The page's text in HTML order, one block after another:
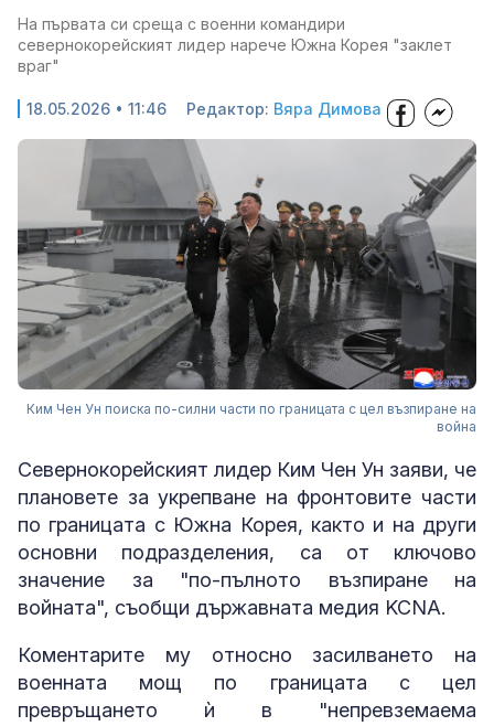
На първата си среща с военни командири
севернокорейският лидер нарече Южна Корея "заклет
враг"
18.05.2026 • 11:46 Редактор: Вяра Димова
Ким Чен Ун поиска по-силни части по границата с цел възпиране на
война
Севернокорейският лидер Ким Чен Ун заяви, че
плановете за укрепване на фронтовите части
по границата с Южна Корея, както и на други
основни подразделения, са от ключово
значение за "по-пълното възпиране на
войната", съобщи държавната медия KCNA.
Коментарите му относно засилването на
военната мощ по границата с цел
превръщането ѝ в "непревземаема